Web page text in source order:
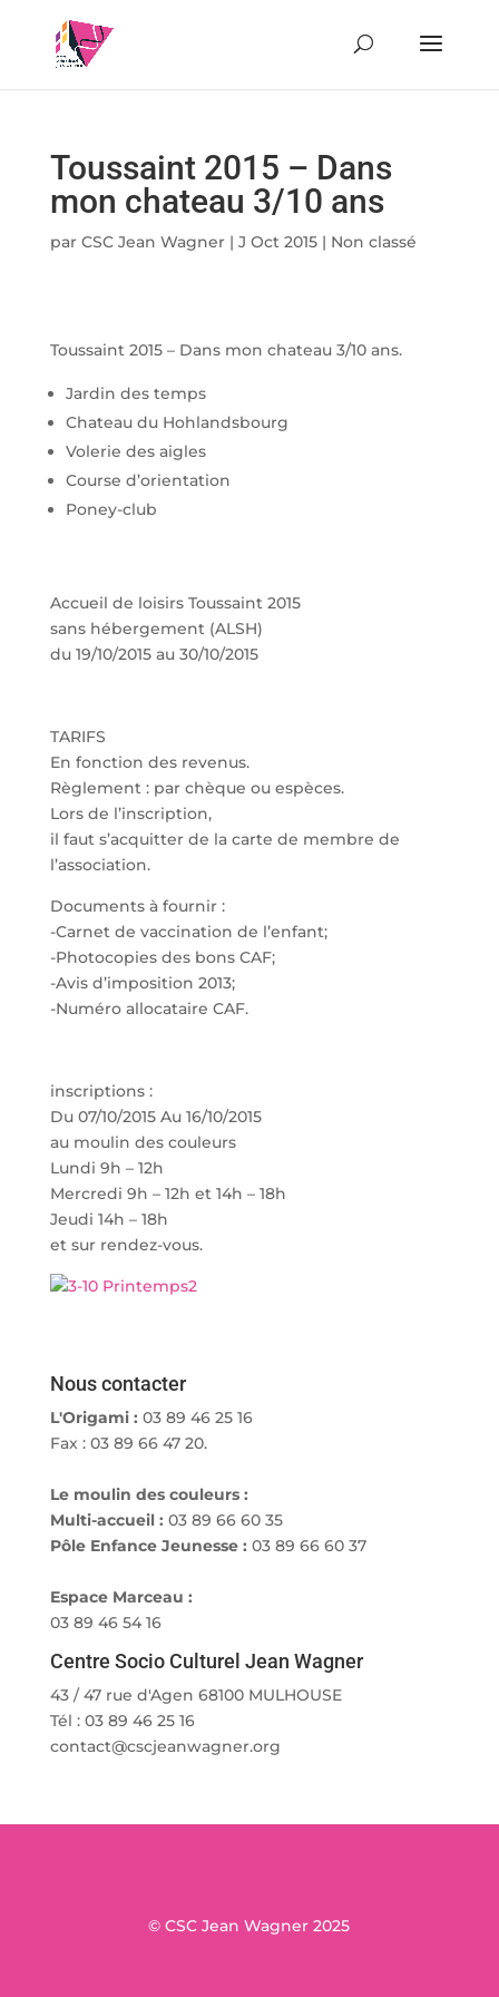
Toussaint 2015 – Dans
mon chateau 3/10 ans
par CSC Jean Wagner| J Oct 2015| Non classé
Toussaint 2015 – Dans mon chateau 3/10 ans.
Jardin des temps
Chateau du Hohlandsbourg
Volerie des aigles
Course d’orientation
Poney-club
Accueil de loisirs Toussaint 2015
sans hébergement (ALSH)
du 19/10/2015 au 30/10/2015
TARIFS
En fonction des revenus.
Règlement : par chèque ou espèces.
Lors de l’inscription,
il faut s’acquitter de la carte de membre de
l’association.
Documents à fournir :
-Carnet de vaccination de l’enfant;
-Photocopies des bons CAF;
-Avis d’imposition 2013;
-Numéro allocataire CAF.
inscriptions :
Du 07/10/2015 Au 16/10/2015
au moulin des couleurs
Lundi 9h – 12h
Mercredi 9h – 12h et 14h – 18h
Jeudi 14h – 18h
et sur rendez-vous.
Nous contacter
L'Origami : 03 89 46 25 16
Fax : 03 89 66 47 20.
Le moulin des couleurs :
Multi-accueil : 03 89 66 60 35
Pôle Enfance Jeunesse : 03 89 66 60 37
Espace Marceau :
03 89 46 54 16
Centre Socio Culturel Jean Wagner
43 / 47 rue d'Agen 68100 MULHOUSE
Tél : 03 89 46 25 16
contact@cscjeanwagner.org
© CSC Jean Wagner 2025